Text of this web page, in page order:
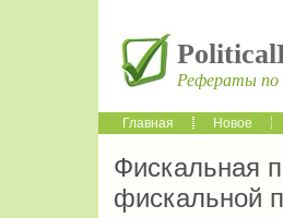
Рефераты по
Главная Новое
Фискальная
фискальной